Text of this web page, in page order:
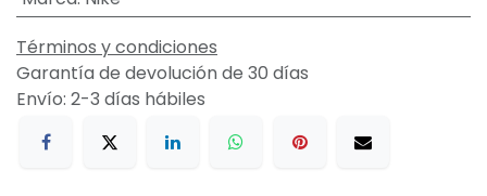
Términos y condiciones
Garantía de devolución de 30 días
Envío: 2-3 días hábiles